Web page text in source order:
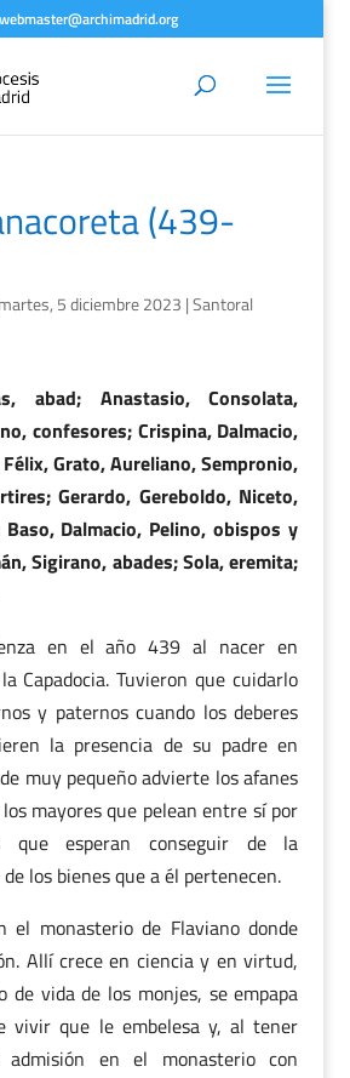
webmaster@archimadrid.org
(439-
martes, 5 diciembre 2023 |Santoral
abad; Anastasio, Consolata,
confesores; Crispina, Dalmacio,
Grato, Aureliano, Sempronio,
Gerardo, Gereboldo, Niceto,
Dalmacio, Pelino, obispos y
Sigirano, abades; Sola, eremita;
en el año 439 al nacer en
Capadocia. Tuvieron que cuidarlo
y paternos cuando los deberes
la presencia de su padre en
muy pequeño advierte los afanes
mayores que pelean entre sí por
que esperan conseguir de la
los bienes que a él pertenecen.
el monasterio de Flaviano donde
Allí crece en ciencia y en virtud,
de vida de los monjes, se empapa
vivir que le embelesa y, al tener
en el monasterio con